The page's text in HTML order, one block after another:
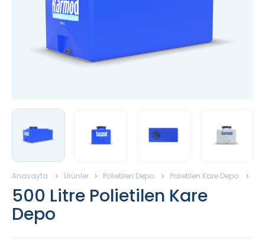
Anasayfa Ürünler Polietilen Depo Polietilen Kare Depo
500 Litre Polietilen Kare
Depo